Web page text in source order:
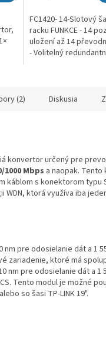
FC1420- 14-Slotový
racku FUNKCE - 14
uložení až 14
- Volitelný
provozu; snadná a
(2) Diskusia
konvertor určený pre
1000 Mbps a naopak.
káblom s konektorom typu
WDN, ktorá využíva iba
nm pre odosielanie dát a 1
zariadenie, ktoré má
nm pre odosielanie dát a 1
Tento modul je možné
so šasi TP-LINK 19".